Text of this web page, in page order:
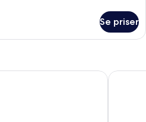
Se priser
Sokcho